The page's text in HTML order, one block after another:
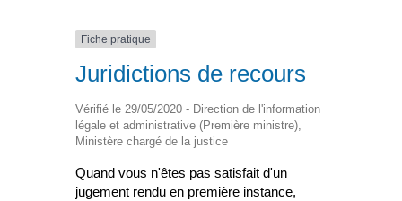
Fiche pratique
Juridictions de recours
Vérifié le 29/05/2020 - Direction de l'information
légale et administrative (Première ministre),
Ministère chargé de la justice
Quand vous n'êtes pas satisfait d'un
jugement rendu en première instance,